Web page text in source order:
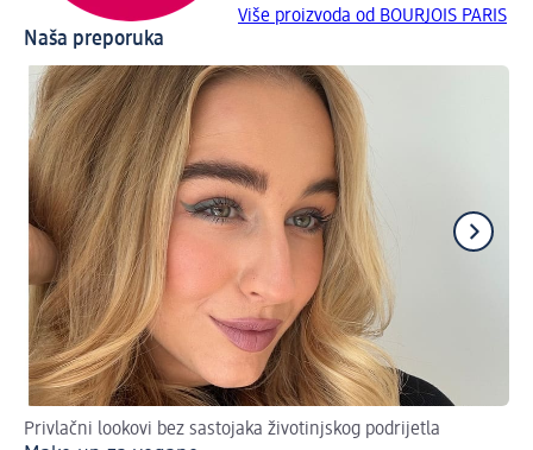
Više proizvoda od BOURJOIS PARIS
Naša preporuka
Privlačni lookovi bez sastojaka životinjskog podrijetla